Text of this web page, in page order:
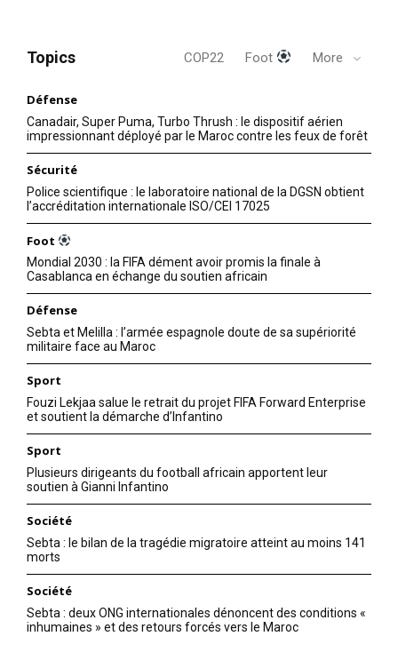
Topics COP22 Foot More
Défense
Canadair, Super Puma, Turbo Thrush : le dispositif aérien
impressionnant déployé par le Maroc contre les feux de forêt
Sécurité
Police scientifique : le laboratoire national de la DGSN obtient
l’accréditation internationale ISO/CEI 17025
Foot
Mondial 2030 : la FIFA dément avoir promis la finale à
Casablanca en échange du soutien africain
Défense
Sebta et Melilla : l’armée espagnole doute de sa supériorité
militaire face au Maroc
Sport
Fouzi Lekjaa salue le retrait du projet FIFA Forward Enterprise
et soutient la démarche d’Infantino
Sport
Plusieurs dirigeants du football africain apportent leur
soutien à Gianni Infantino
Société
Sebta : le bilan de la tragédie migratoire atteint au moins 141
morts
Société
Sebta : deux ONG internationales dénoncent des conditions «
inhumaines » et des retours forcés vers le Maroc